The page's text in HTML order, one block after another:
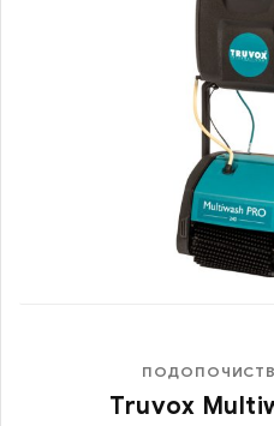
Truvox